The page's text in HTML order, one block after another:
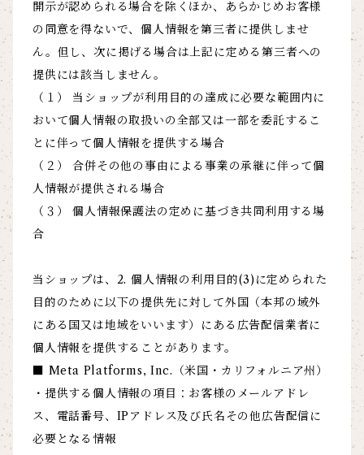
開示が認められる場合を除くほか、あらかじめお客様
の同意を得ないで、個人情報を第三者に提供しませ
ん。但し、次に掲げる場合は上記に定める第三者への
提供には該当しません。
（１） 当ショップが利用目的の達成に必要な範囲内に
おいて個人情報の取扱いの全部又は一部を委託するこ
とに伴って個人情報を提供する場合
（２） 合併その他の事由による事業の承継に伴って個
人情報が提供される場合
（３） 個人情報保護法の定めに基づき共同利用する場
合
当ショップは、2. 個人情報の利用目的(3)に定められた
目的のために以下の提供先に対して外国（本邦の域外
にある国又は地域をいいます）にある広告配信業者に
個人情報を提供することがあります。
■ Meta Platforms, Inc.（米国・カリフォルニア州）
・提供する個人情報の項目：お客様のメールアドレ
ス、電話番号、IPアドレス及び氏名その他広告配信に
必要となる情報